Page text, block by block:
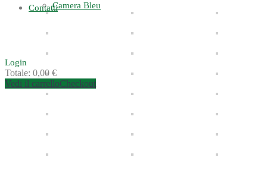
Camera Bleu
Contatti
Login
Totale: 0,00 €
Vedi il carrelloCheckout